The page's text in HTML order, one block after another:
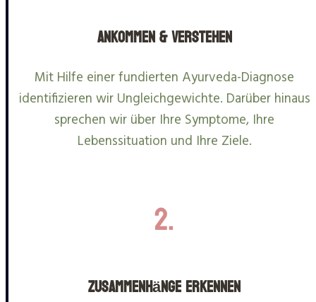
Ankommen & Verstehen
Mit Hilfe einer fundierten Ayurveda-Diagnose
identifizieren wir Ungleichgewichte. Darüber hinaus
sprechen wir über Ihre Symptome, Ihre
Lebenssituation und Ihre Ziele.
2.
Zusammenhänge erkennen